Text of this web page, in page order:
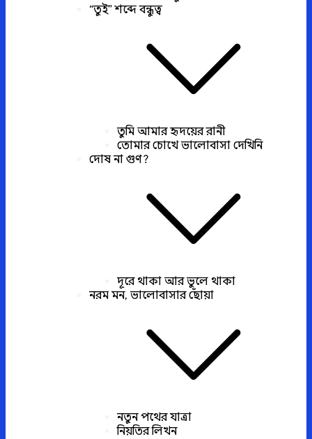
“তুই” শব্দে বন্ধুত্ব
তুমি আমার হৃদয়ের রানী
তোমার চোখে ভালোবাসা দেখিনি
দোষ না গুণ?
দূরে থাকা আর ভুলে থাকা
নরম মন, ভালোবাসার ছোঁয়া
নতুন পথের যাত্রা
নিয়তির লিখন